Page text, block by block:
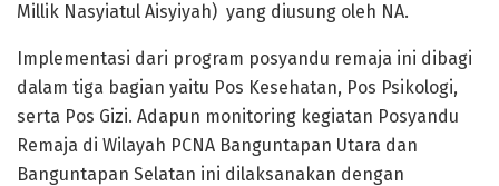
Millik Nasyiatul Aisyiyah) yang diusung oleh NA.
Implementasi dari program posyandu remaja ini dibagi
dalam tiga bagian yaitu Pos Kesehatan, Pos Psikologi,
serta Pos Gizi. Adapun monitoring kegiatan Posyandu
Remaja di Wilayah PCNA Banguntapan Utara dan
Banguntapan Selatan ini dilaksanakan dengan